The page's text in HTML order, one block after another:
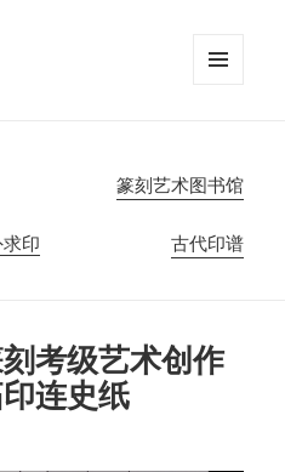
篆刻艺术图书馆
印 古代印谱
考级艺术创作
连史纸